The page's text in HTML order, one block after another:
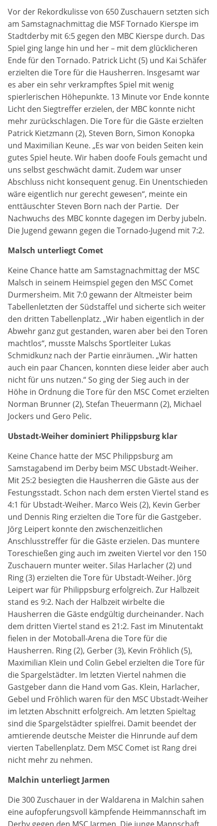
Vor der Rekordkulisse von 650 Zuschauern setzten sich
am Samstagnachmittag die MSF Tornado Kierspe im
Stadtderby mit 6:5 gegen den MBC Kierspe durch. Das
Spiel ging lange hin und her – mit dem glücklicheren
Ende für den Tornado. Patrick Licht (5) und Kai Schäfer
erzielten die Tore für die Hausherren. Insgesamt war
es aber ein sehr verkrampftes Spiel mit wenig
spierlerischen Höhepunkte. 13 Minute vor Ende konnte
Licht den Siegtreffer erzielen, der MBC konnte nicht
mehr zurückschlagen. Die Tore für die Gäste erzielten
Patrick Kietzmann (2), Steven Born, Simon Konopka
und Maximilian Keune. „Es war von beiden Seiten kein
gutes Spiel heute. Wir haben doofe Fouls gemacht und
uns selbst geschwächt damit. Zudem war unser
Abschluss nicht konsequent genug. Ein Unentschieden
wäre eigentlich nur gerecht gewesen“, meinte ein
enttäuschter Steven Born nach der Partie. Der
Nachwuchs des MBC konnte dagegen im Derby jubeln.
Die Jugend gewann gegen die Tornado-Jugend mit 7:2.
Malsch unterliegt Comet
Keine Chance hatte am Samstagnachmittag der MSC
Malsch in seinem Heimspiel gegen den MSC Comet
Durmersheim. Mit 7:0 gewann der Altmeister beim
Tabellenletzten der Südstaffel und sicherte sich weiter
den dritten Tabellenplatz. „Wir haben eigentlich in der
Abwehr ganz gut gestanden, waren aber bei den Toren
machtlos“, musste Malschs Sportleiter Lukas
Schmidkunz nach der Partie einräumen. „Wir hatten
auch ein paar Chancen, konnten diese leider aber auch
nicht für uns nutzen.“ So ging der Sieg auch in der
Höhe in Ordnung die Tore für den MSC Comet erzielten
Norman Brunner (2), Stefan Theuermann (2), Michael
Jockers und Gero Pelic.
Ubstadt-Weiher dominiert Philippsburg klar
Keine Chance hatte der MSC Philippsburg am
Samstagabend im Derby beim MSC Ubstadt-Weiher.
Mit 25:2 besiegten die Hausherren die Gäste aus der
Festungsstadt. Schon nach dem ersten Viertel stand es
4:1 für Ubstadt-Weiher. Marco Weis (2), Kevin Gerber
und Dennis Ring erzielten die Tore für die Gastgeber.
Jörg Leipert konnte den zwischenzeitlichen
Anschlusstreffer für die Gäste erzielen. Das muntere
Toreschießen ging auch im zweiten Viertel vor den 150
Zuschauern munter weiter. Silas Harlacher (2) und
Ring (3) erzielten die Tore für Ubstadt-Weiher. Jörg
Leipert war für Philippsburg erfolgreich. Zur Halbzeit
stand es 9:2. Nach der Halbzeit wirbelte die
Hausherren die Gäste endgültig durcheinander. Nach
dem dritten Viertel stand es 21:2. Fast im Minutentakt
fielen in der Motoball-Arena die Tore für die
Hausherren. Ring (2), Gerber (3), Kevin Fröhlich (5),
Maximilian Klein und Colin Gebel erzielten die Tore für
die Spargelstädter. Im letzten Viertel nahmen die
Gastgeber dann die Hand vom Gas. Klein, Harlacher,
Gebel und Fröhlich waren für den MSC Ubstadt-Weiher
im letzten Abschnitt erfolgreich. Am letzten Spieltag
sind die Spargelstädter spielfrei. Damit beendet der
amtierende deutsche Meister die Hinrunde auf dem
vierten Tabellenplatz. Dem MSC Comet ist Rang drei
nicht mehr zu nehmen.
Malchin unterliegt Jarmen
Die 300 Zuschauer in der Waldarena in Malchin sahen
eine aufopferungsvoll kämpfende Heimmannschaft im
Diese Cookies dienen zur Erhebung von Statistiken zur
Website-Nutzung.
Cookie Laufzeit:
24 Monate
Medien & externe Dienste
Um Inhalte von Videoplattformen und weiteren externen
Diensten anzeigen zu können, werden von diesen ggf.
Cookies gesetzt. Die Einbindung kann bei Bedarf einzeln
aktiviert werden.
YouTube
Anbieter:
Google LLC
Zweck:
Cookies, die ggf. zur Einbettung und Bereitstellung
von Videos auf unserer Website gesetzt werden.
Google Maps
Anbieter:
Google LLC
Zweck:
Cookies, die ggf. zur Einbettung und Bereitstellung
von interaktiven Karten auf unserer Website gesetzt
werden.
Marketing
Marketing-Cookies werden von Drittanbietern verwendet,
um personalisierte Werbung anzuzeigen. Dazu verfolgen
sie die Aktivitäten der Besucher über verschiedene
Websites hinweg.
Name:
_gcl_aw, _gcl_gs, _gclid, _gcl_au, FPGCLAW, FPAU
Anbieter:
Google LLC
Zweck:
Wir nutzen Marketing-Cookies, um den Erfolg unserer
Online-Werbemaßnahmen auf anderen Seiten zu
messen und damit eine optimale Verteilung unseres
Werbebudgets zu gewährleisten.
Cookie Laufzeit:
90 Tage